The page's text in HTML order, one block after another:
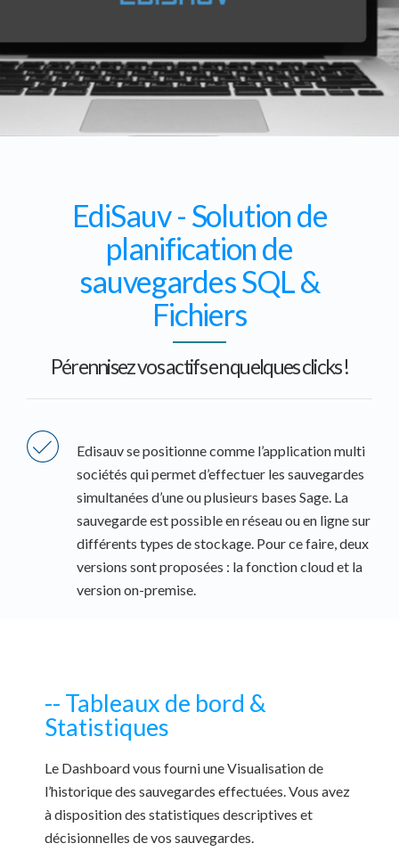
EdiSauv - Solution de
planification de
sauvegardes SQL &
Fichiers
Pérennisez vos actifs en quelques clicks !
Edisauv se positionne comme l’application multi
sociétés qui permet d’effectuer les sauvegardes
simultanées d’une ou plusieurs bases Sage. La
sauvegarde est possible en réseau ou en ligne sur
différents types de stockage. Pour ce faire, deux
versions sont proposées : la fonction cloud et la
-- Tableaux de bord &
Statistiques
Le Dashboard vous fourni une Visualisation de
l’historique des sauvegardes effectuées. Vous avez
à disposition des statistiques descriptives et
décisionnelles de vos sauvegardes.